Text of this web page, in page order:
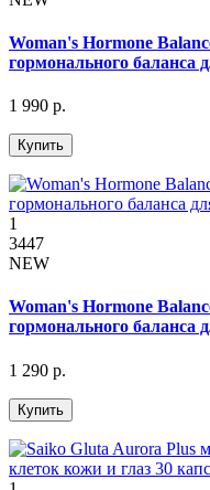
Woman's Hormone
гормонального баланса
1 990 р.
Купить
1
3447
NEW
Woman's Hormone
гормонального баланса
1 290 р.
Купить